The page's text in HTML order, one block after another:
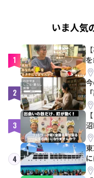
いま人気
1
2
3
4